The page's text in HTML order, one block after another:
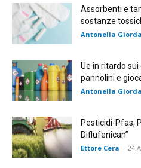
Assorbenti e
sostanze
Antonella
Ue in ritardo
pannolini e
Antonella
Pesticidi-Pfas,
Diflufenican”
Ettore Cera - 24